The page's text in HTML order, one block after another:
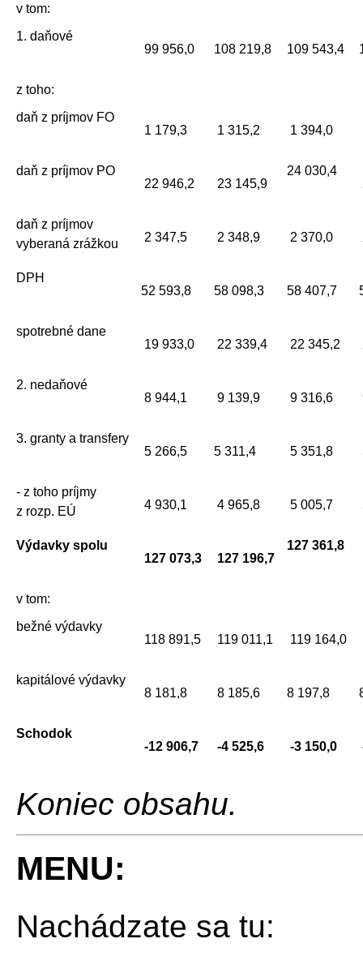
v tom:
1. daňové
99 956,0
108 219,8 109 543,4
z toho:
daň z príjmov FO
1 179,3
1 315,2 1 394,0
daň z príjmov PO
22 946,2
23 145,9
24 030,4
daň z príjmov
vyberaná zrážkou
2 347,5 2 348,9 2 370,0
DPH
52 593,8
58 098,3 58 407,7
spotrebné dane
19 933,0
22 339,4 22 345,2
2. nedaňové
8 944,1
9 139,9 9 316,6
3. granty a transfery
5 266,5
5 311,4 5 351,8
- z toho príjmy
z rozp. EÚ
4 930,1 4 965,8 5 005,7
Výdavky spolu
127 073,3
127 196,7
127 361,8
v tom:
bežné výdavky
118 891,5
119 011,1 119 164,0
kapitálové výdavky
8 181,8
8 185,6 8 197,8
Schodok
-12 906,7
-4 525,6 -3 150,0
Koniec obsahu.
MENU:
Nachádzate sa tu: